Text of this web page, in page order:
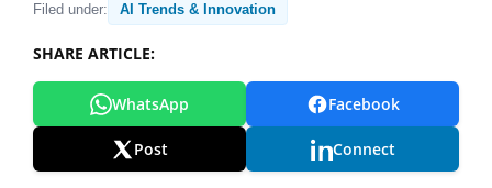
Filed under: AI Trends & Innovation
SHARE ARTICLE:
WhatsApp Facebook
Post Connect